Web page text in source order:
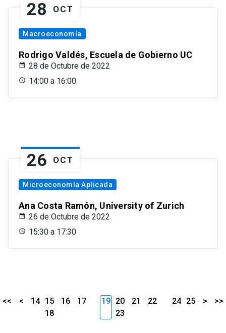
28 OCT
Macroeconomía
Rodrigo Valdés, Escuela de Gobierno UC
28 de Octubre de 2022
14:00 a 16:00
26 OCT
Microeconomía Aplicada
Ana Costa Ramón, University of Zurich
26 de Octubre de 2022
15:30 a 17:30
<< < 14 15 16
17
18
19 20 21
22
23
24 25 > >>